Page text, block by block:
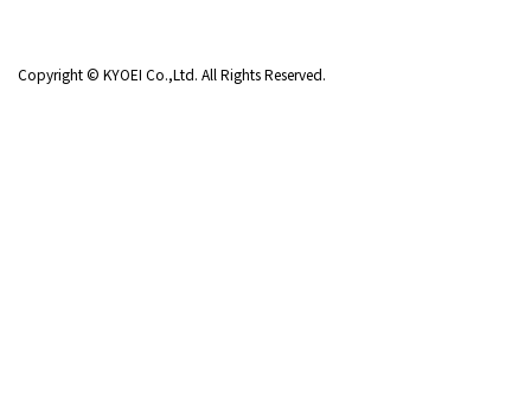
Copyright © KYOEI Co.,Ltd. All Rights Reserved.